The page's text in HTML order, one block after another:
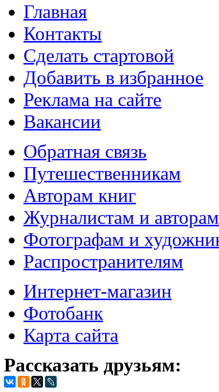
Главная
Контакты
Сделать стартовой
Добавить в избранное
Реклама на сайте
Вакансии
Обратная связь
Путешественникам
Авторам книг
Журналистам и авторам
Фотографам и
Распространителям
Интернет-магазин
Фотобанк
Карта сайта
Рассказать друзьям: